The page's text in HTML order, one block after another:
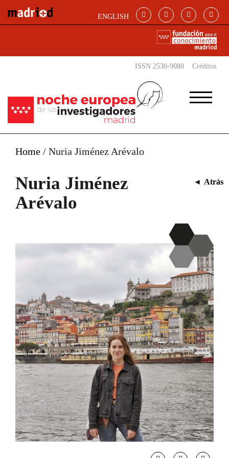
ENGLISH
ISSN 2530-9080 Créditos
Home / Nuria Jiménez Arévalo
Nuria Jiménez
Arévalo
◄ Atrás